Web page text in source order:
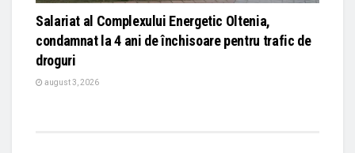
Salariat al Complexului Energetic Oltenia,
condamnat la 4 ani de închisoare pentru trafic de
droguri
august 3, 2026